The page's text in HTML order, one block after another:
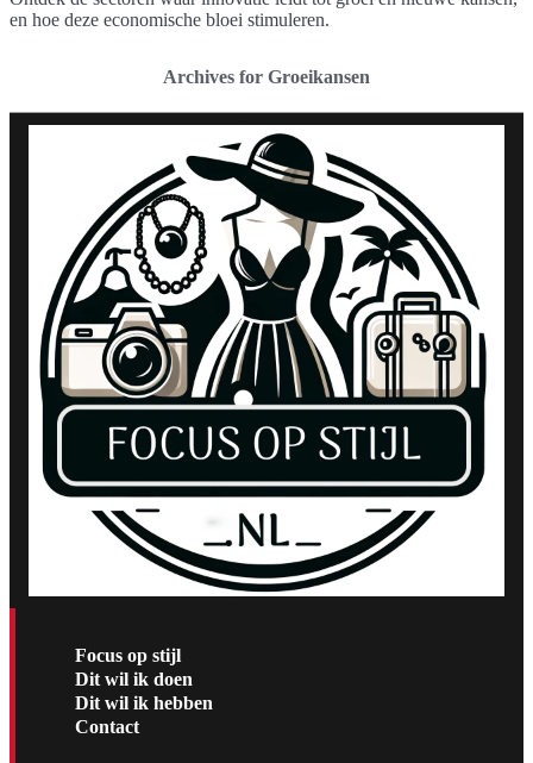
en hoe deze economische bloei stimuleren.
Archives for Groeikansen
Focus op stijl
Dit wil ik doen
Dit wil ik hebben
Contact